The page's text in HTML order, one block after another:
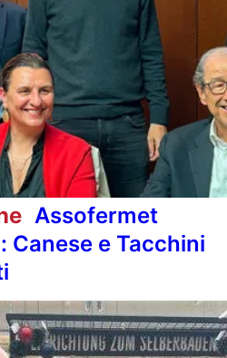
Assofermet
Canese e Tacchini